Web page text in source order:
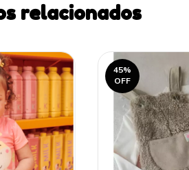
relacionados
45%
OFF